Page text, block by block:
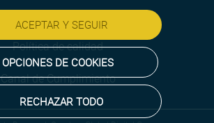
Política de seguridad
Política de calidad
Canal de Cumplimiento
ACEPTAR Y SEGUIR
OPCIONES DE COOKIES
RECHAZAR TODO